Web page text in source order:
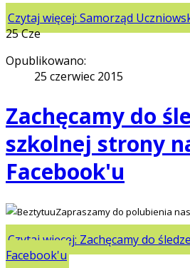
Czytaj więcej: Samorząd
25Cze
Opublikowano:
25 czerwiec 2015
Zachęcamy do
szkolnej strony
Facebook'u
Zapraszamy do polubienia
Czytaj więcej: Zachęcamy do
Facebook'u